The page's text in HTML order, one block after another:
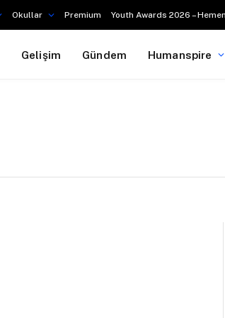
Okullar Premium Youth Awards 2026 –
Gelişim Gündem Humanspire